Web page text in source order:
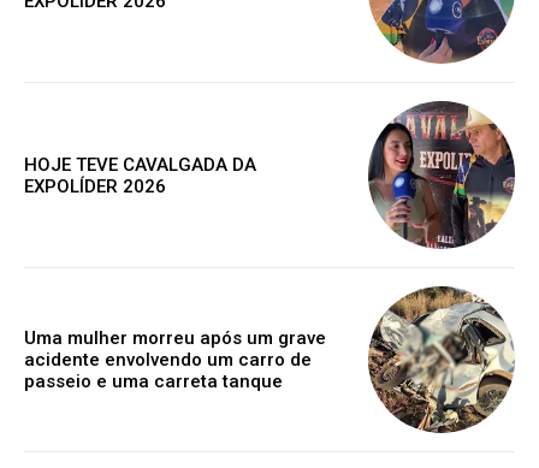
R$100 / ano
Notícias exclusivas
HOJE TEVE CAVALGADA DA
EXPOLÍDER 2026
Uma mulher morreu após um grave
acidente envolvendo um carro de
passeio e uma carreta tanque